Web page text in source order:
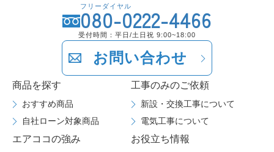
フリーダイヤル
080-0222-4466
受付時間：平日/土日祝 9:00~18:00
お問い合わせ
商品を探す
おすすめ商品
自社ローン対象商品
工事のみのご依頼
新設・交換工事について
電気工事について
エアココの強み
お役立ち情報